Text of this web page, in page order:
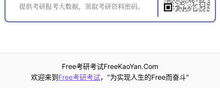
Free考研考试FreeKaoYan.Com
欢迎来到Free考研考试，"为实现人生的Free而奋斗"